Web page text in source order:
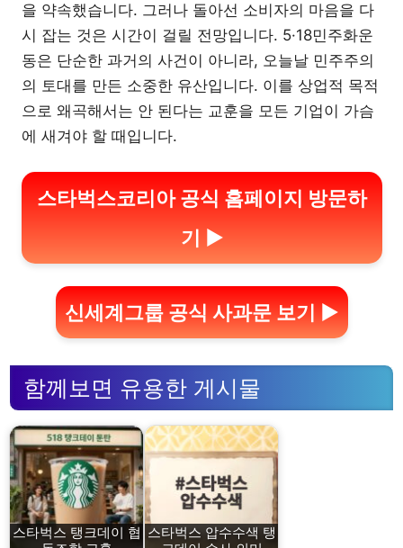
을 약속했습니다. 그러나 돌아선 소비자의 마음을 다
시 잡는 것은 시간이 걸릴 전망입니다. 5·18민주화운
동은 단순한 과거의 사건이 아니라, 오늘날 민주주의
의 토대를 만든 소중한 유산입니다. 이를 상업적 목적
으로 왜곡해서는 안 된다는 교훈을 모든 기업이 가슴
에 새겨야 할 때입니다.
스타벅스코리아 공식 홈페이지 방문하
기 ▶
신세계그룹 공식 사과문 보기 ▶
함께보면 유용한 게시물
스타벅스 탱크데이 협 스타벅스 압수수색 탱